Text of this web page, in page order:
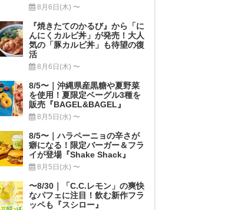
8月6日(木) 〜
『焼きたてのかるび』から「に
んにくカルビ丼」が発売！大人
気の「豚カルビ丼」も待望の復
活
8月6日(木) 〜
8/5〜｜沖縄県産黒糖や夏野菜
を使用！夏限定ベーグル3種を
販売『BAGEL&BAGEL』
8月5日(水) 〜
8/5〜｜ハラペーニョの辛さが
癖になる！限定バーガー＆フラ
イが登場『Shake Shack』
8月5日(水) 〜
〜8/30｜「C.C.レモン」の爽快
なパフェに注目！飲む新作フラ
ッペも『スシロー』